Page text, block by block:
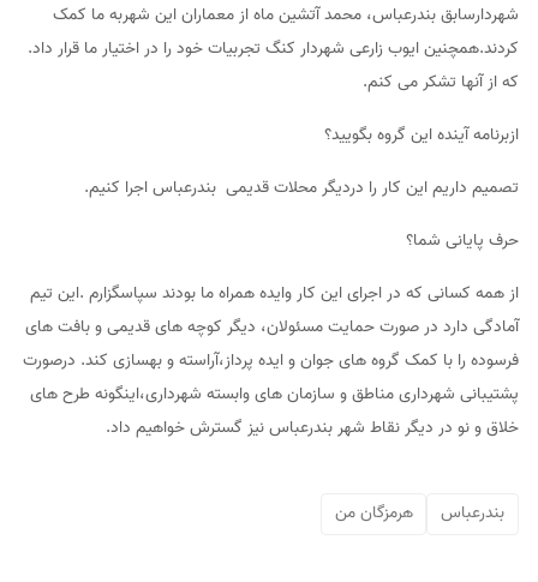
شهردارسابق بندرعباس، محمد آتشین ماه از معماران این شهربه ما کمک
کردند.همچنین ایوب زارعی شهردار کنگ تجربیات خود را در اختیار ما قرار داد.
که از آنها تشکر می کنم.
ازبرنامه آینده این گروه بگویید؟
تصمیم داریم این کار را دردیگر محلات قدیمی بندرعباس اجرا کنیم.
حرف پایانی شما؟
از همه کسانی که در اجرای این کار وایده همراه ما بودند سپاسگزارم .این تیم
آمادگی دارد در صورت حمایت مسئولان، دیگر کوچه های قدیمی و بافت های
فرسوده را با کمک گروه های جوان و ایده پرداز،آراسته و بهسازی کند. درصورت
پشتیبانی شهرداری مناطق و سازمان های وابسته شهرداری،اینگونه طرح های
خلاق و نو در دیگر نقاط شهر بندرعباس نیز گسترش خواهیم داد.
بندرعباس هرمزگان من